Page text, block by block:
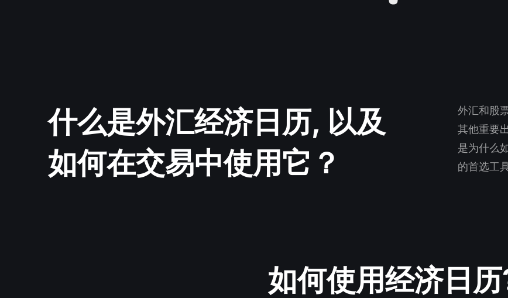
什么是外汇经济日历, 以及
如何在交易中使用它？
外汇和股
其他重要
是为什么
的首选工
如何使用经济日